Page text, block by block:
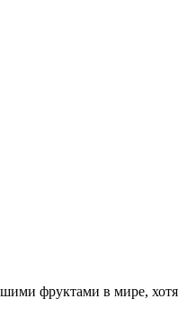
фруктами в мире, хотя